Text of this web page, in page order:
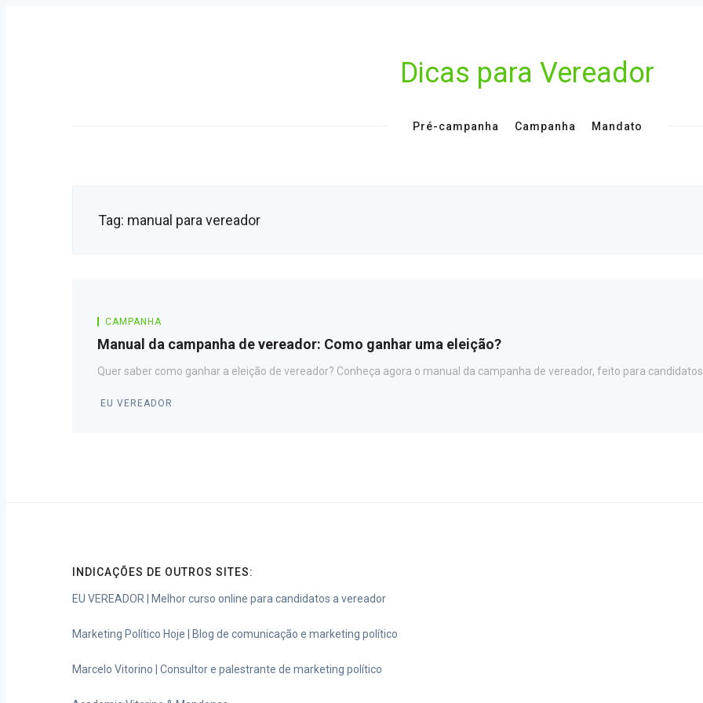
Dicas para Vereador
Pré-campanha Campanha Mandato
Tag: manual para vereador
CAMPANHA
Manual da campanha de vereador: Como ganhar uma eleição?
Quer saber como ganhar a eleição de vereador? Conheça agora o manual da campanha de vereador, feito para
EU VEREADOR
INDICAÇÕES DE OUTROS SITES:
EU VEREADOR | Melhor curso online para candidatos a vereador
Marketing Político Hoje | Blog de comunicação e marketing político
Marcelo Vitorino | Consultor e palestrante de marketing político